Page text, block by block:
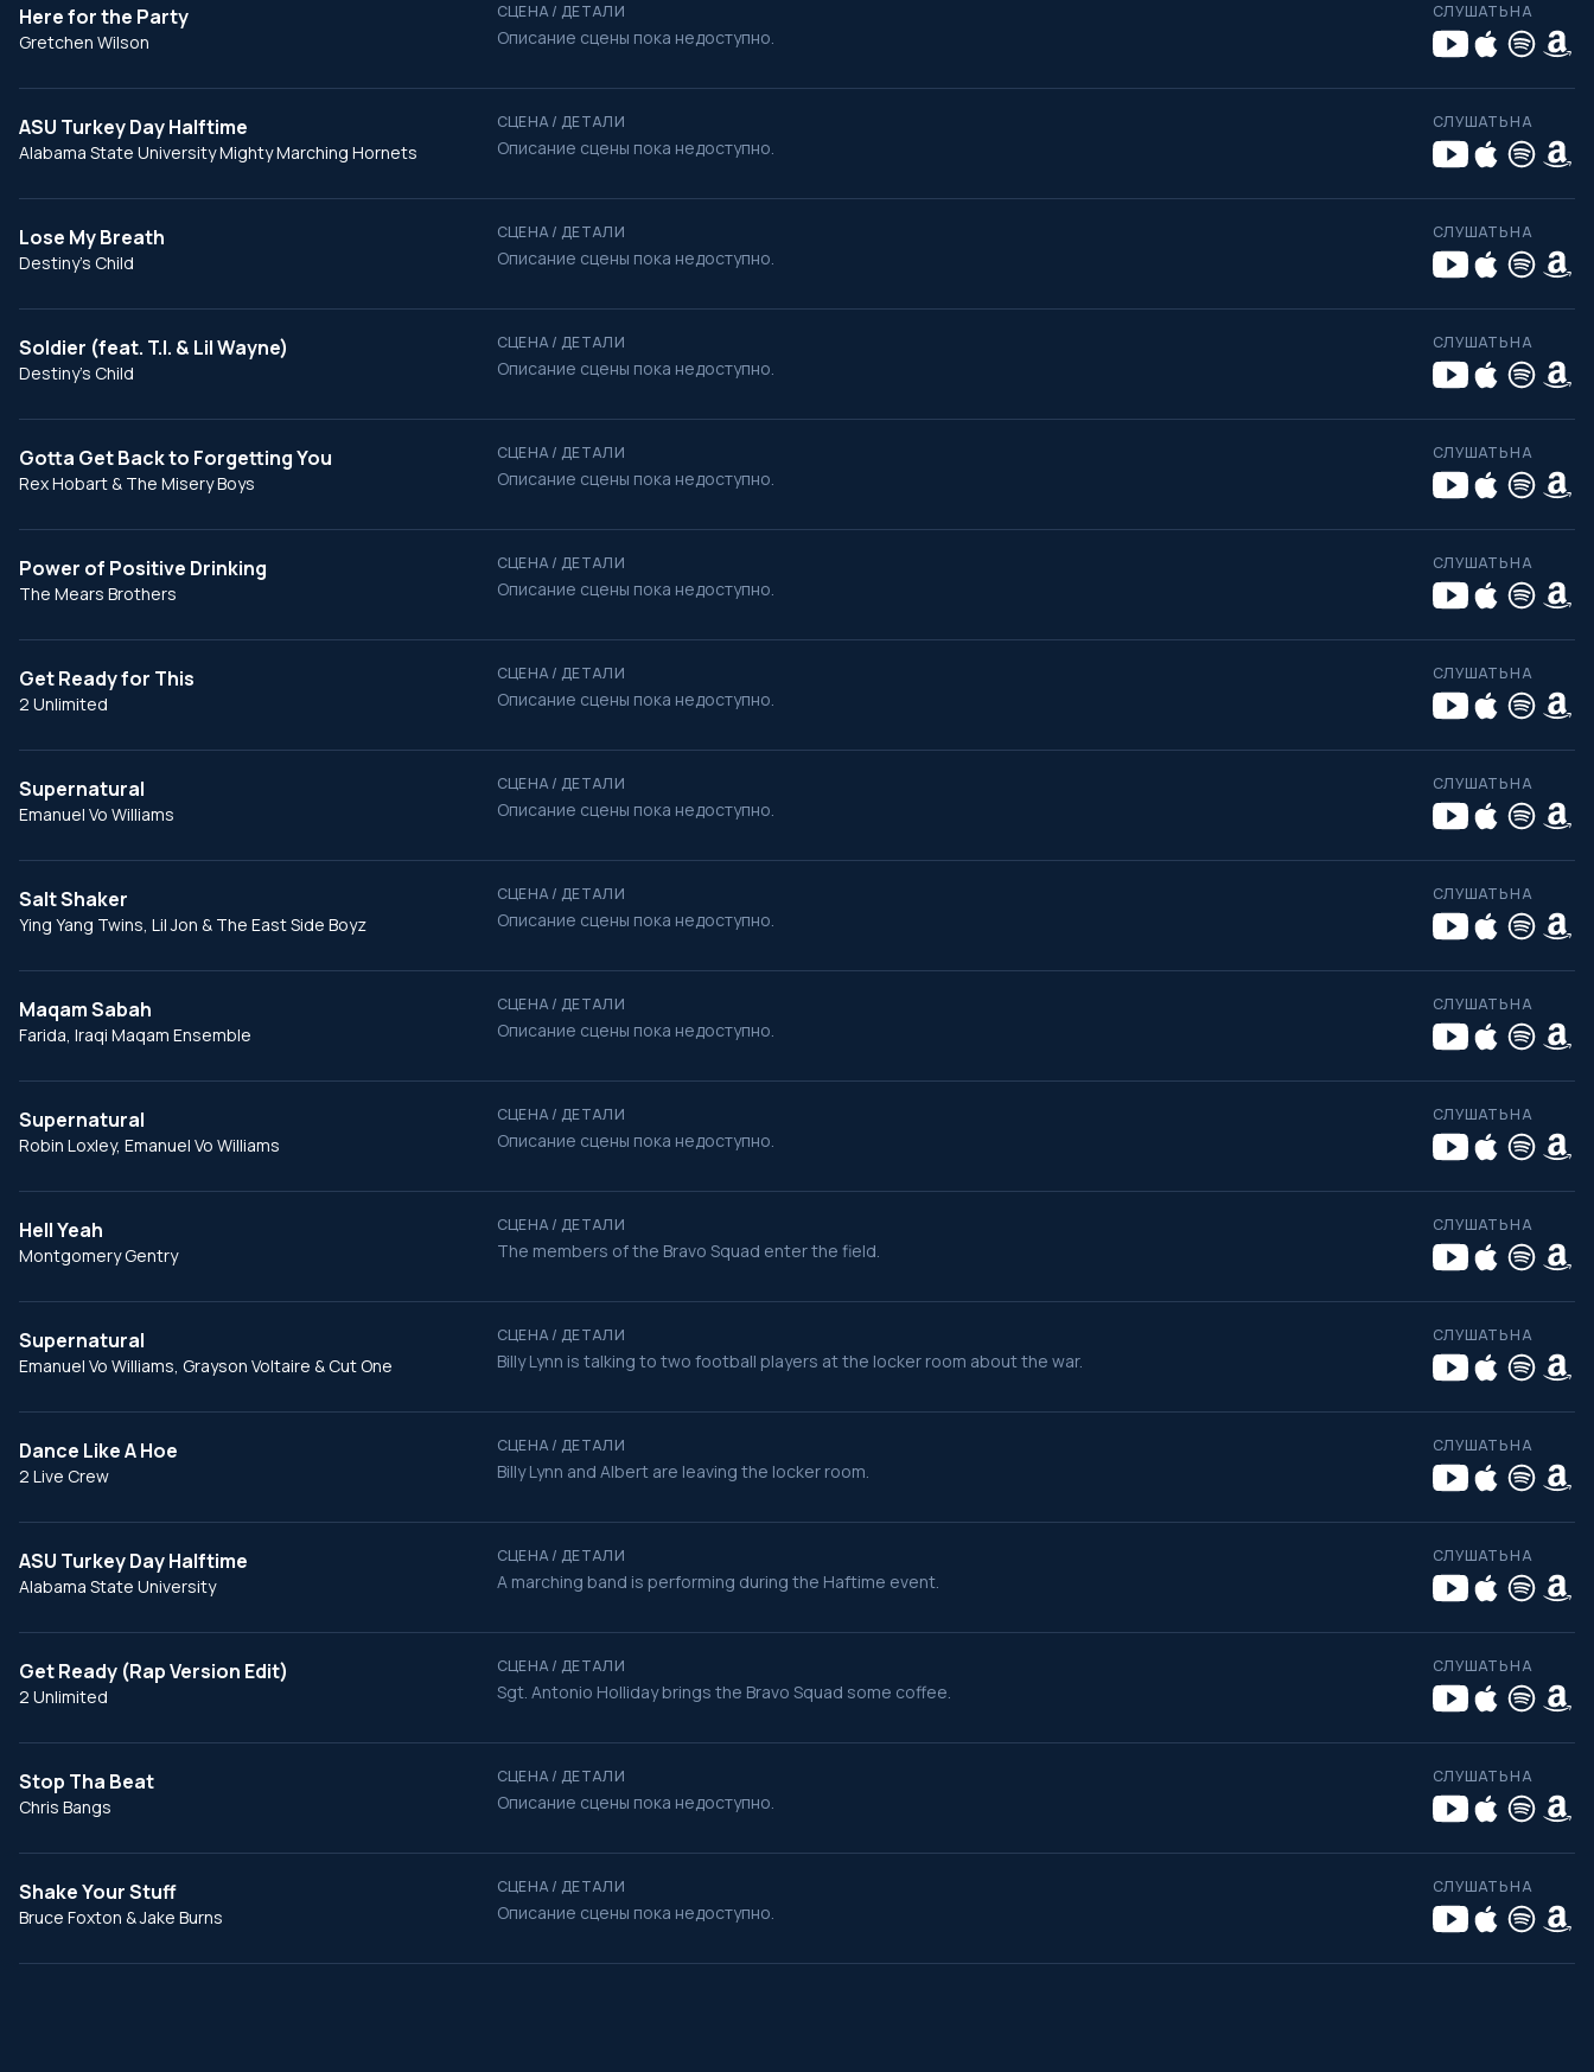
Here for the Party
Gretchen Wilson
СЦЕНА / ДЕТАЛИ
Описание сцены пока недоступно.
СЛУШАТЬ НА
ASU Turkey Day Halftime
Alabama State University Mighty Marching Hornets
СЦЕНА / ДЕТАЛИ
Описание сцены пока недоступно.
СЛУШАТЬ НА
Lose My Breath
Destiny's Child
СЦЕНА / ДЕТАЛИ
Описание сцены пока недоступно.
СЛУШАТЬ НА
Soldier (feat. T.I. & Lil Wayne)
Destiny's Child
СЦЕНА / ДЕТАЛИ
Описание сцены пока недоступно.
СЛУШАТЬ НА
Gotta Get Back to Forgetting You
Rex Hobart & The Misery Boys
СЦЕНА / ДЕТАЛИ
Описание сцены пока недоступно.
СЛУШАТЬ НА
Power of Positive Drinking
The Mears Brothers
СЦЕНА / ДЕТАЛИ
Описание сцены пока недоступно.
СЛУШАТЬ НА
Get Ready for This
2 Unlimited
СЦЕНА / ДЕТАЛИ
Описание сцены пока недоступно.
СЛУШАТЬ НА
Supernatural
Emanuel Vo Williams
СЦЕНА / ДЕТАЛИ
Описание сцены пока недоступно.
СЛУШАТЬ НА
Salt Shaker
Ying Yang Twins, Lil Jon & The East Side Boyz
СЦЕНА / ДЕТАЛИ
Описание сцены пока недоступно.
СЛУШАТЬ НА
Maqam Sabah
Farida, Iraqi Maqam Ensemble
СЦЕНА / ДЕТАЛИ
Описание сцены пока недоступно.
СЛУШАТЬ НА
Supernatural
Robin Loxley, Emanuel Vo Williams
СЦЕНА / ДЕТАЛИ
Описание сцены пока недоступно.
СЛУШАТЬ НА
Hell Yeah
Montgomery Gentry
СЦЕНА / ДЕТАЛИ
The members of the Bravo Squad enter the field.
СЛУШАТЬ НА
Supernatural
Emanuel Vo Williams, Grayson Voltaire & Cut One
СЦЕНА / ДЕТАЛИ
Billy Lynn is talking to two football players at the locker room about the war.
СЛУШАТЬ НА
Dance Like A Hoe
2 Live Crew
СЦЕНА / ДЕТАЛИ
Billy Lynn and Albert are leaving the locker room.
СЛУШАТЬ НА
ASU Turkey Day Halftime
Alabama State University
СЦЕНА / ДЕТАЛИ
A marching band is performing during the Haftime event.
СЛУШАТЬ НА
Get Ready (Rap Version Edit)
2 Unlimited
СЦЕНА / ДЕТАЛИ
Sgt. Antonio Holliday brings the Bravo Squad some coffee.
СЛУШАТЬ НА
Stop Tha Beat
Chris Bangs
СЦЕНА / ДЕТАЛИ
Описание сцены пока недоступно.
СЛУШАТЬ НА
Shake Your Stuff
Bruce Foxton & Jake Burns
СЦЕНА / ДЕТАЛИ
Описание сцены пока недоступно.
СЛУШАТЬ НА